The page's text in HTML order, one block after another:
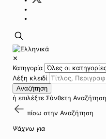
✕
Κατηγορία
Λέξη κλειδί
Αναζήτηση
ή επιλέξτε Σύνθετη Αναζήτηση
πίσω στην Αναζήτηση
Ψάχνω για